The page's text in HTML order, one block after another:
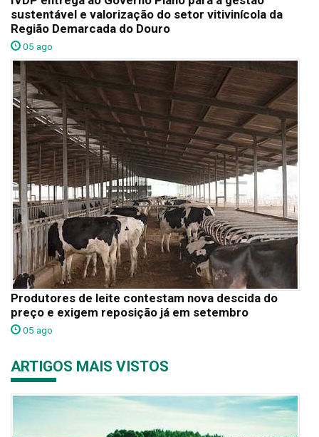
sustentável e valorização do setor vitivinícola da
Região Demarcada do Douro
05 ago
Produtores de leite contestam nova descida do
preço e exigem reposição já em setembro
05 ago
ARTIGOS MAIS VISTOS